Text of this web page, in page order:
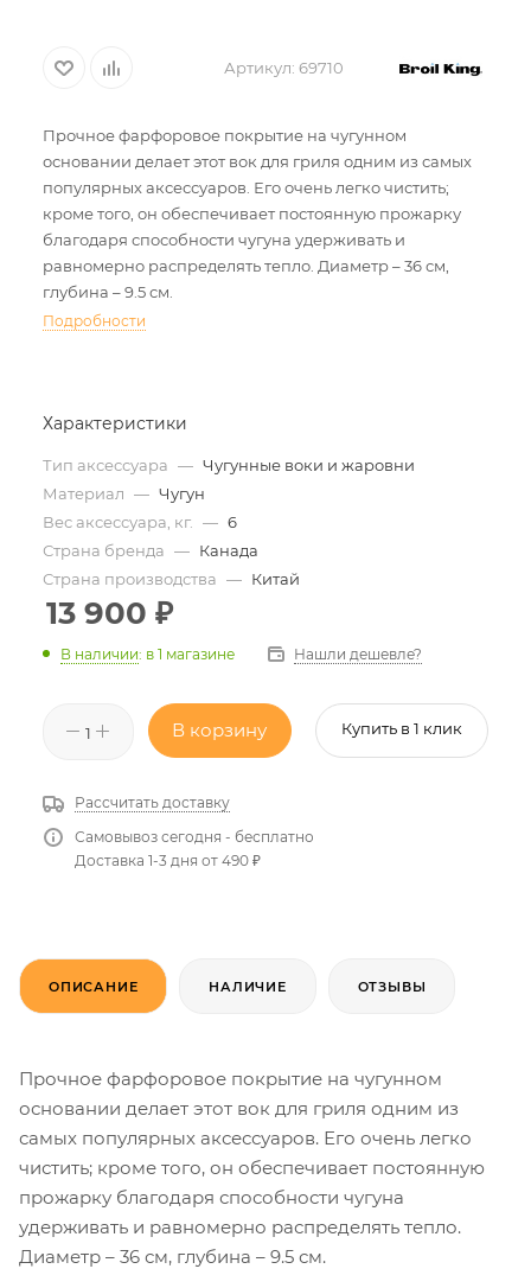
Артикул: 69710
Прочное фарфоровое покрытие на чугунном
основании делает этот вок для гриля одним из самых
популярных аксессуаров. Его очень легко чистить;
кроме того, он обеспечивает постоянную прожарку
благодаря способности чугуна удерживать и
равномерно распределять тепло. Диаметр – 36 см,
глубина – 9.5 см.
Подробности
Характеристики
Тип аксессуара — Чугунные воки и жаровни
Материал — Чугун
Вес аксессуара, кг.
— 6
Страна бренда — Канада
Страна производства — Китай
13 900 ₽
В наличии: в 1 магазине Нашли дешевле?
В корзину Купить в 1 клик
Рассчитать доставку
Самовывоз сегодня - бесплатно
Доставка 1-3 дня от 490 ₽
ОПИСАНИЕ НАЛИЧИЕ ОТЗЫВЫ
Прочное фарфоровое покрытие на чугунном
основании делает этот вок для гриля одним из
самых популярных аксессуаров. Его очень легко
чистить; кроме того, он обеспечивает постоянную
прожарку благодаря способности чугуна
удерживать и равномерно распределять тепло.
Диаметр – 36 см, глубина – 9.5 см.